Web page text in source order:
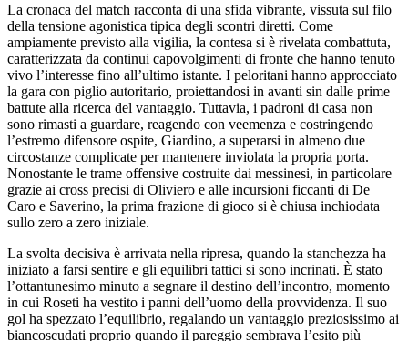
La cronaca del match racconta di una sfida vibrante, vissuta sul filo
della tensione agonistica tipica degli scontri diretti. Come
ampiamente previsto alla vigilia, la contesa si è rivelata combattuta,
caratterizzata da continui capovolgimenti di fronte che hanno tenuto
vivo l’interesse fino all’ultimo istante. I peloritani hanno approcciato
la gara con piglio autoritario, proiettandosi in avanti sin dalle prime
battute alla ricerca del vantaggio. Tuttavia, i padroni di casa non
sono rimasti a guardare, reagendo con veemenza e costringendo
l’estremo difensore ospite, Giardino, a superarsi in almeno due
circostanze complicate per mantenere inviolata la propria porta.
Nonostante le trame offensive costruite dai messinesi, in particolare
grazie ai cross precisi di Oliviero e alle incursioni ficcanti di De
Caro e Saverino, la prima frazione di gioco si è chiusa inchiodata
sullo zero a zero iniziale.
La svolta decisiva è arrivata nella ripresa, quando la stanchezza ha
iniziato a farsi sentire e gli equilibri tattici si sono incrinati. È stato
l’ottantunesimo minuto a segnare il destino dell’incontro, momento
in cui Roseti ha vestito i panni dell’uomo della provvidenza. Il suo
gol ha spezzato l’equilibrio, regalando un vantaggio preziosissimo ai
biancoscudati proprio quando il pareggio sembrava l’esito più